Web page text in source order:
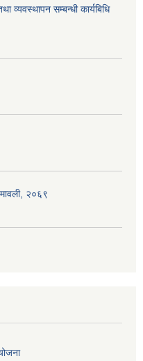
व्यवस्थापन सम्बन्धी कार्यबिधि
२०६९